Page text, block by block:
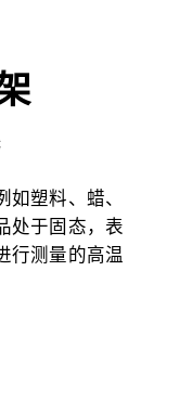
如塑料、蜡、
处于固态，表
行测量的高温